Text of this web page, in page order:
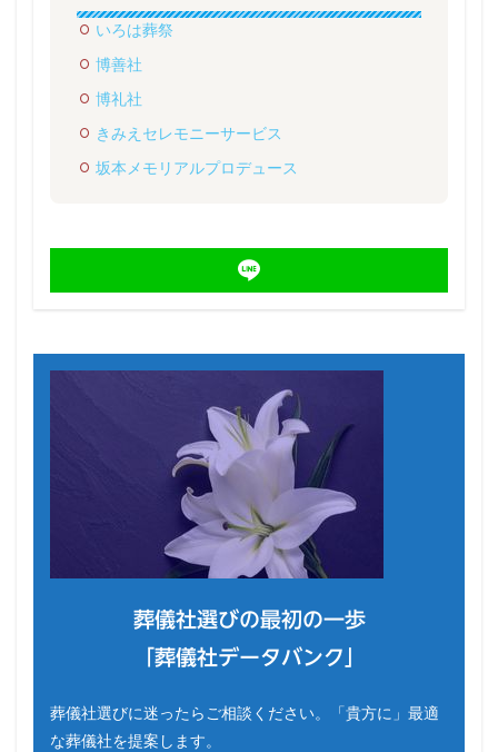
いろは葬祭
博善社
博礼社
きみえセレモニーサービス
坂本メモリアルプロデュース
葬儀社選びの最初の一歩
「葬儀社データバンク」
葬儀社選びに迷ったらご相談ください。「貴方に」最適
な葬儀社を提案します。